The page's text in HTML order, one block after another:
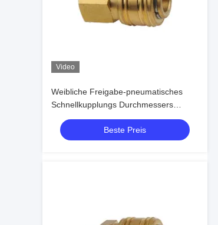
Video
Weibliche Freigabe-pneumatisches
Schnellkupplungs Durchmessers
7.6mm für Automotives
Beste Preis